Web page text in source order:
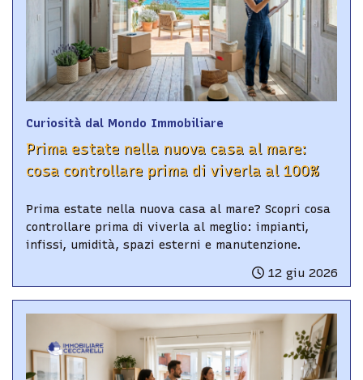
Curiosità dal Mondo Immobiliare
Prima estate nella nuova casa al mare:
cosa controllare prima di viverla al 100%
Prima estate nella nuova casa al mare? Scopri cosa
controllare prima di viverla al meglio: impianti,
infissi, umidità, spazi esterni e manutenzione.
12 giu 2026